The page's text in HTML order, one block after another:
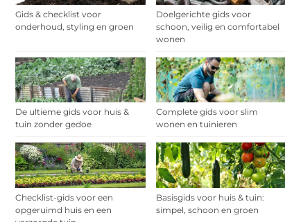
Gids & checklist voor
onderhoud, styling en groen
Doelgerichte gids voor
schoon, veilig en comfortabel
wonen
De ultieme gids voor huis &
tuin zonder gedoe
Complete gids voor slim
wonen en tuinieren
Checklist-gids voor een
opgeruimd huis en een
Basisgids voor huis & tuin:
simpel, schoon en groen